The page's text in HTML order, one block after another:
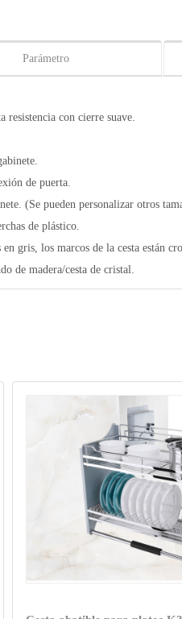
Parámetro
resistencia con cierre suave.
de puerta.
(Se pueden personalizar otros
de plástico.
gris, los marcos de la cesta están
de madera/cesta de cristal.